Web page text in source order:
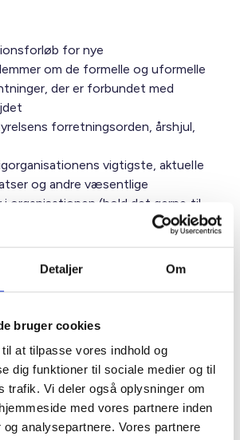
Detaljer Om
bruger cookies
at tilpasse vores indhold og
dig funktioner til sociale medier og til
trafik. Vi deler også oplysninger om
med vores partnere inden
analysepartnere. Vores partnere
for nye
om de formelle og uformelle
der er forbundet med
forretningsorden, årshjul,
vigtigste, aktuelle
og andre væsentlige
i organisationen (hold det gerne til
hensyn til overblikket)
temadage eller mentorordning